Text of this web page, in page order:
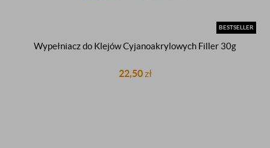
BESTSELLER
Wypełniacz do Klejów Cyjanoakrylowych Filler 30g
22,50zł